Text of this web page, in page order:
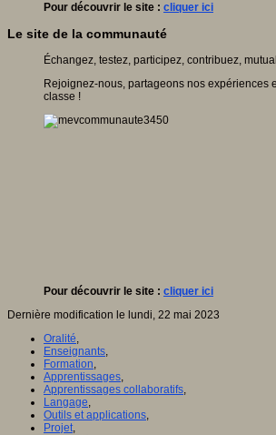
Pour découvrir le site : cliquer ici
Le site de la communauté
Échangez, testez, participez, contribuez,
Rejoignez-nous, partageons nos expériences
classe !
Pour découvrir le site : cliquer ici
Dernière modification le lundi, 22 mai 2023
Oralité,
Enseignants,
Formation,
Apprentissages,
Apprentissages collaboratifs,
Langage,
Outils et applications,
Projet,